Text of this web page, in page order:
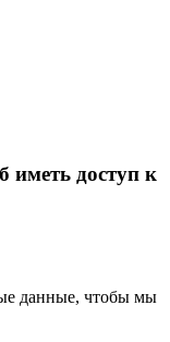
иметь доступ к
данные, чтобы мы